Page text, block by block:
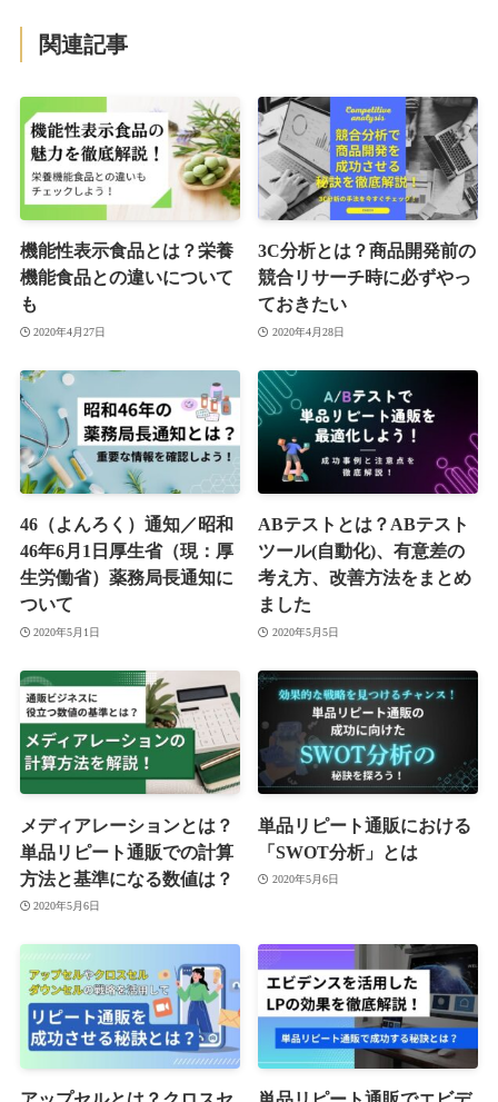
関連記事
機能性表示食品とは？栄養
機能食品との違いについて
も
2020年4月27日
3C分析とは？商品開発前の
競合リサーチ時に必ずやっ
ておきたい
2020年4月28日
46（よんろく）通知／昭和
46年6月1日厚生省（現：厚
生労働省）薬務局長通知に
ついて
2020年5月1日
ABテストとは？ABテスト
ツール(自動化)、有意差の
考え方、改善方法をまとめ
ました
2020年5月5日
メディアレーションとは？
単品リピート通販での計算
方法と基準になる数値は？
2020年5月6日
単品リピート通販における
「SWOT分析」とは
2020年5月6日